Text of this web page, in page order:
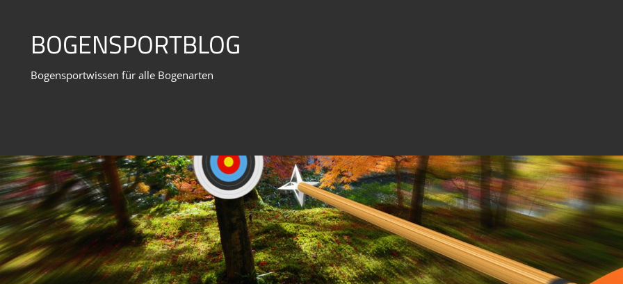
springenBOGENSPORTBLOG
Bogensportwissen für alle Bogenarten